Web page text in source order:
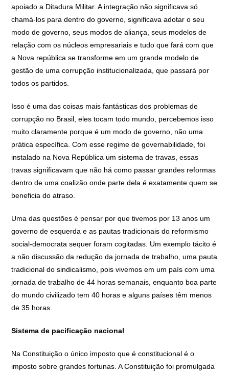
apoiado a Ditadura Militar. A integração não significava só
chamá-los para dentro do governo, significava adotar o seu
modo de governo, seus modos de aliança, seus modelos de
relação com os núcleos empresariais e tudo que fará com que
a Nova república se transforme em um grande modelo de
gestão de uma corrupção institucionalizada, que passará por
todos os partidos.
Isso é uma das coisas mais fantásticas dos problemas de
corrupção no Brasil, eles tocam todo mundo, percebemos isso
muito claramente porque é um modo de governo, não uma
prática específica. Com esse regime de governabilidade, foi
instalado na Nova República um sistema de travas, essas
travas significavam que não há como passar grandes reformas
dentro de uma coalizão onde parte dela é exatamente quem se
beneficia do atraso.
Uma das questões é pensar por que tivemos por 13 anos um
governo de esquerda e as pautas tradicionais do reformismo
social-democrata sequer foram cogitadas. Um exemplo tácito é
a não discussão da redução da jornada de trabalho, uma pauta
tradicional do sindicalismo, pois vivemos em um país com uma
jornada de trabalho de 44 horas semanais, enquanto boa parte
do mundo civilizado tem 40 horas e alguns países têm menos
de 35 horas.
Sistema de pacificação nacional
Na Constituição o único imposto que é constitucional é o
imposto sobre grandes fortunas. A Constituição foi promulgada